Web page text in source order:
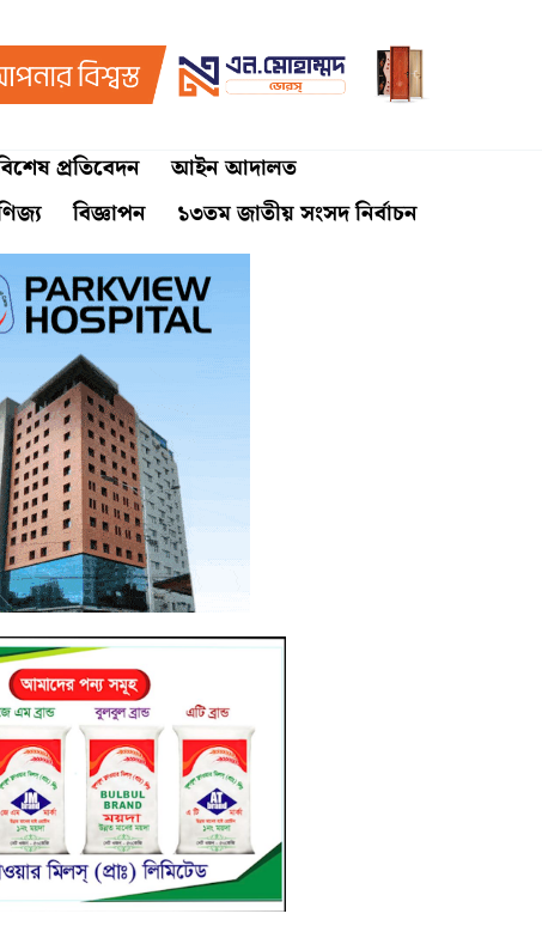
প্রতিবেদন
আইন আদালত
বিজ্ঞাপন ১৩তম জাতীয় সংসদ নির্বাচন